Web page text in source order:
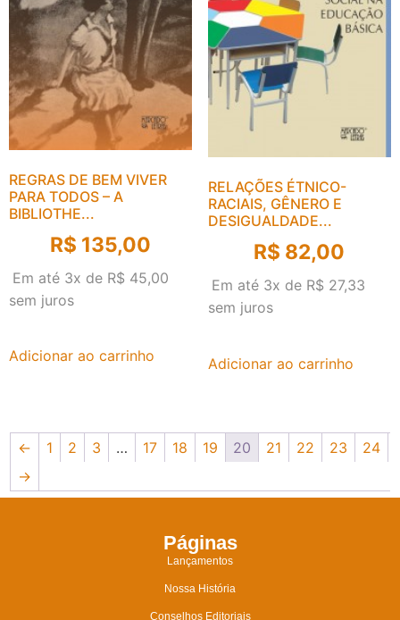
REGRAS DE BEM VIVER
PARA TODOS – A
BIBLIOTHE...
R$ 135,00
Em até 3x de R$ 45,00
sem juros
Adicionar ao carrinho
RELAÇÕES ÉTNICO-
RACIAIS, GÊNERO E
DESIGUALDADE...
R$ 82,00
Em até 3x de R$ 27,33
sem juros
Adicionar ao carrinho
← 1 2 3 … 17 18 19 20 21 22 23
24
→
Páginas
Lançamentos
Nossa História
Conselhos Editoriais